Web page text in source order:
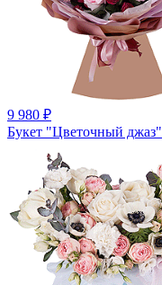
9 980 ₽
Букет "Цветочный джаз"